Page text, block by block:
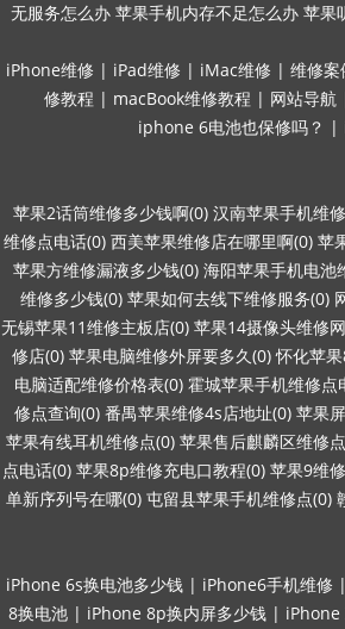
无服务怎么办 苹果手机内存不足怎么办 苹果
iPhone维修 | iPad维修 | iMac维修 | 维修案
修教程 | macBook维修教程 | 网站导航
iphone 6电池也保修吗？ |
苹果2话筒维修多少钱啊(0) 汉南苹果手机维
维修点电话(0) 西美苹果维修店在哪里啊(0) 苹
苹果方维修漏液多少钱(0) 海阳苹果手机电池
维修多少钱(0) 苹果如何去线下维修服务(0)
无锡苹果11维修主板店(0) 苹果14摄像头维修
修店(0) 苹果电脑维修外屏要多久(0) 怀化苹
电脑适配维修价格表(0) 霍城苹果手机维修点
修点查询(0) 番禺苹果维修4s店地址(0) 苹果
苹果有线耳机维修点(0) 苹果售后麒麟区维修
点电话(0) 苹果8p维修充电口教程(0) 苹果9维
单新序列号在哪(0) 屯留县苹果手机维修点(0)
iPhone 6s换电池多少钱 | iPhone6手机维修 |
8换电池 | iPhone 8p换内屏多少钱 | iPhone